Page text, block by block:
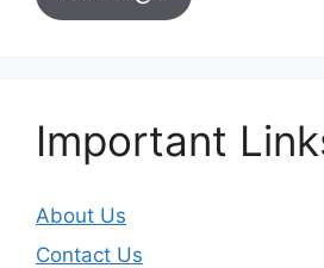
Important
About Us
Contact Us